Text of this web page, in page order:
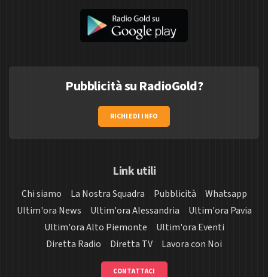
Pubblicità su RadioGold?
RICHIEDI INFO
Link utili
Chi siamo La Nostra Squadra Pubblicità
Whatsapp
Ultim'ora News
Ultim'ora Alessandria
Ultim'ora Pavia
Ultim'ora Alto Piemonte
Ultim'ora Eventi
Diretta Radio
Diretta TV Lavora con Noi
CONTATTACI